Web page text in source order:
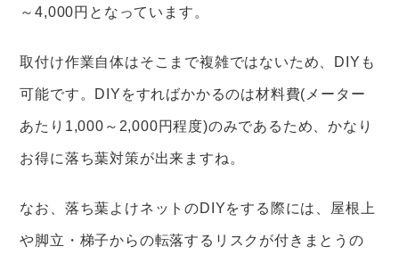
～4,000円となっています。
取付け作業自体はそこまで複雑ではないため、DIYも
可能です。DIYをすればかかるのは材料費(メーター
あたり1,000～2,000円程度)のみであるため、かなり
お得に落ち葉対策が出来ますね。
なお、落ち葉よけネットのDIYをする際には、屋根上
や脚立・梯子からの転落するリスクが付きまとうの